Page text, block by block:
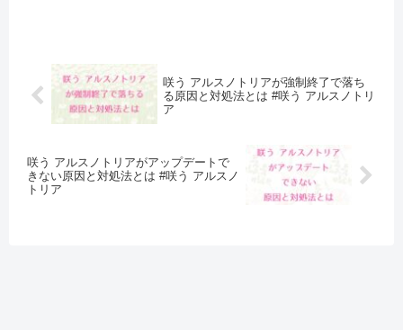
咲う アルスノトリアが強制終了で落ち
る原因と対処法とは #咲う アルスノトリ
ア
咲う アルスノトリアがアップデートで
きない原因と対処法とは #咲う アルスノ
トリア